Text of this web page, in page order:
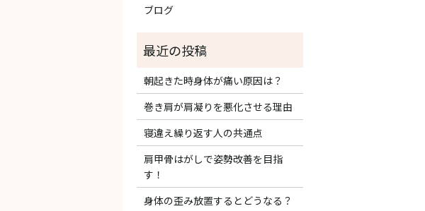
ブログ
朝起きた時身体が痛い原因は？
巻き肩が肩凝りを悪化させる理由
寝違え繰り返す人の共通点
肩甲骨はがしで姿勢改善を目指
す！
身体の歪み放置するとどうなる？